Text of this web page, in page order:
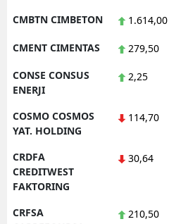
CMBTN CIMBETON 1.614,00
CMENT CIMENTAS 279,50
CONSE CONSUS
ENERJI
2,25
COSMO COSMOS
YAT. HOLDING
114,70
CRDFA
CREDITWEST
FAKTORING
30,64
CRFSA
210,50